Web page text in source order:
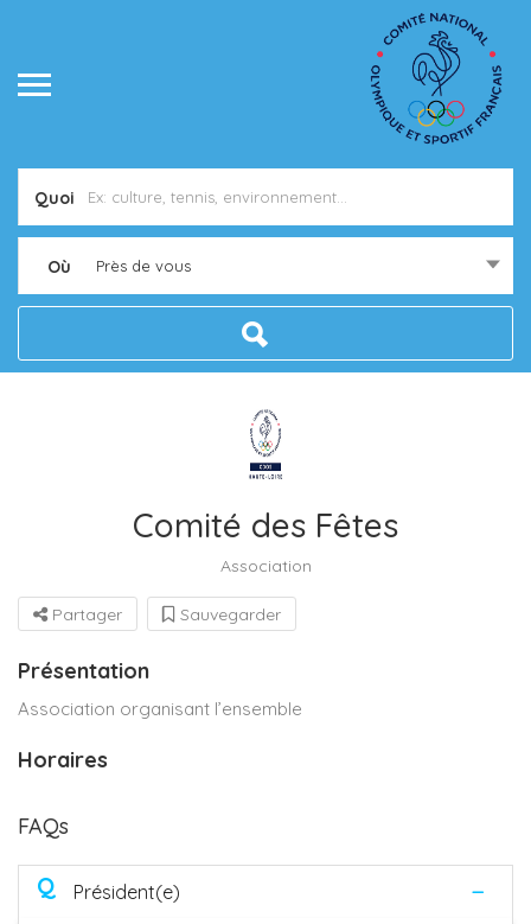
Quoi
Où Près de vous
Comité des Fêtes
Association
Partager Sauvegarder
Présentation
Association organisant l’ensemble
Horaires
FAQs
Q Président(e)